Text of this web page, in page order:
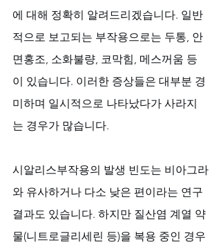
에 대해 정확히 알려드리겠습니다. 일반
적으로 보고되는 부작용으로는 두통, 안
면홍조, 소화불량, 코막힘, 메스꺼움 등
이 있습니다. 이러한 증상들은 대부분 경
미하며 일시적으로 나타났다가 사라지
는 경우가 많습니다.
시알리스부작용의 발생 빈도는 비아그라
와 유사하거나 다소 낮은 편이라는 연구
결과도 있습니다. 하지만 질산염 계열 약
물(니트로글리세린 등)을 복용 중인 경우